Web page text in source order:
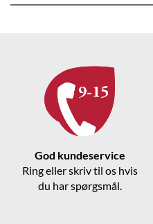
God kundeservice
Ring eller skriv til os hvis
du har spørgsmål.